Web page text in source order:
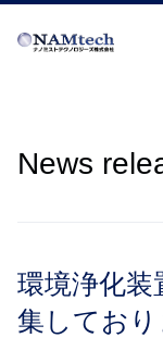
News
環境浄化
集しており